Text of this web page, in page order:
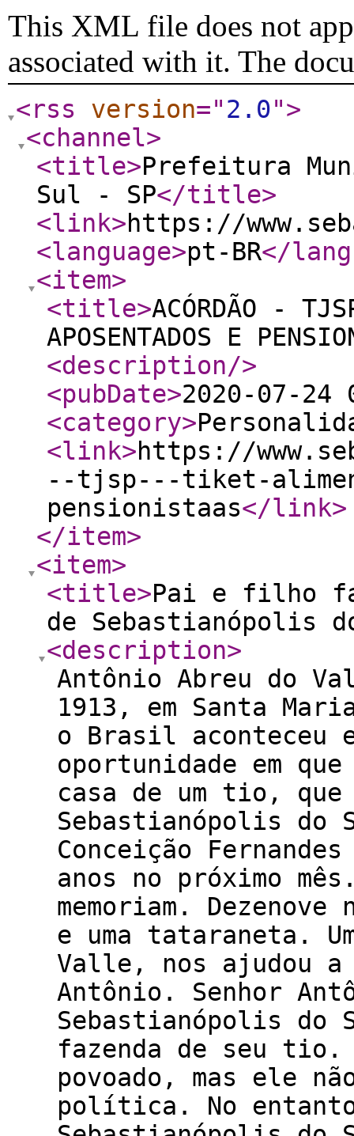
This XML file does not
associated with it. The
<rss version="2.0">
<channel>
<title>Prefeitura
Sul - SP</title>
<link>https://
<language>pt-BR</
<item>
<title>ACÓRDÃO -
APOSENTADOS E
<description/>
<pubDate>2020-07-24
<category>
<link>https://
--tjsp---tiket-
pensionistaas</link>
</item>
<item>
<title>Pai e filho
de Sebastianópolis
<description>
Antônio Abreu do
1913, em Santa
o Brasil aconteceu
oportunidade em que
casa de um tio, que
Sebastianópolis do
Conceição
anos no próximo
memoriam.
e uma tataraneta.
Valle, nos ajudou
Antônio. Senhor
Sebastianópolis do
fazenda de seu tio.
povoado, mas ele
política. No